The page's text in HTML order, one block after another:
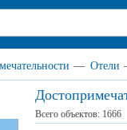
— Отели
Всего объектов: 1666